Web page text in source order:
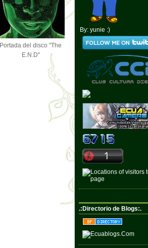
Portada del disco "The
E.N.D"
By: yunie :)
.:Directorio de Blogs:.